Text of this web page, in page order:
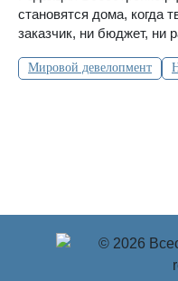
становятся дома, когда
заказчик, ни бюджет, ни
Мировой девелопмент